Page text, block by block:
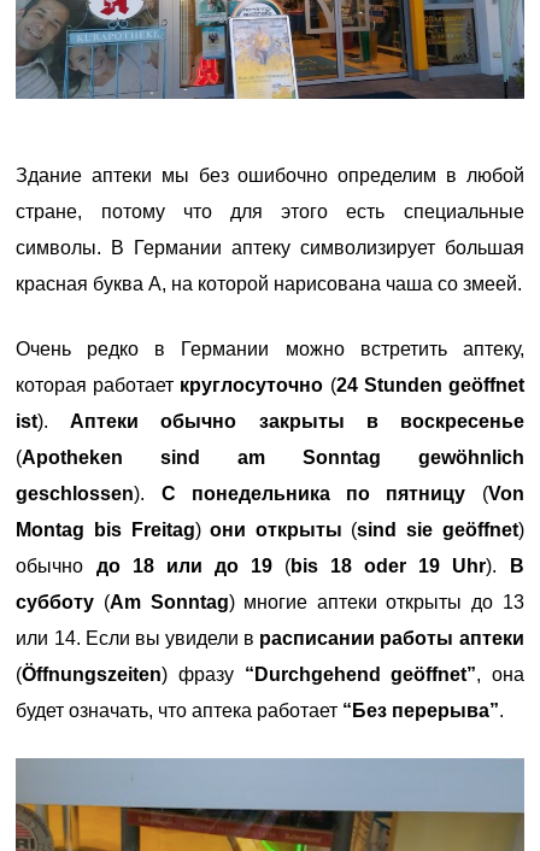
Здание аптеки мы без ошибочно определим в любой
стране, потому что для этого есть специальные
символы. В Германии аптеку символизирует большая
красная буква А, на которой нарисована чаша со змеей.
Очень редко в Германии можно встретить аптеку,
которая работает круглосуточно (24 Stunden geöffnet
ist).Аптеки обычно закрыты в воскресенье
(Apotheken sind am Sonntag gewöhnlich
geschlossen). C понедельника по пятницу (Von
Montag bis Freitag)они открыты (sind sie geöffnet)
обычно до 18 или до 19(bis 18 oder 19 Uhr).
В
субботу (Am Sonntag) многие аптеки открыты до 13
или 14. Если вы увидели в расписании работы аптеки
(Öffnungszeiten) фразу “Durchgehend geöffnet”, она
будет означать, что аптека работает “Без перерыва”.